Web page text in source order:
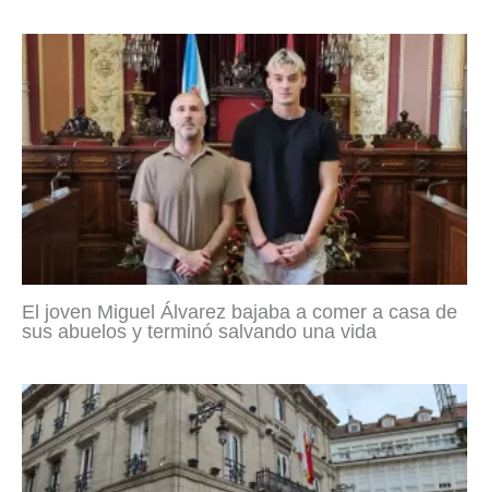
El joven Miguel Álvarez bajaba a comer a casa de
sus abuelos y terminó salvando una vida